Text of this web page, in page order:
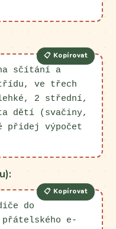
📋 Kopírovat
sčítání a
ve třech
2 střední,
dětí (svačiny,
přidej výpočet
📋 Kopírovat
do
e-